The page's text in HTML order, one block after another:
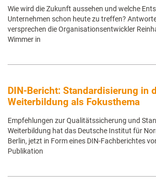
Wie wird die Zukunft aussehen und welche
Unternehmen schon heute zu treffen?
versprechen die Organisationsentwickler
Wimmer in
DIN-Bericht: Standardisierung in
Weiterbildung als Fokusthema
Empfehlungen zur Qualitätssicherung und
Weiterbildung hat das Deutsche Institut für
Berlin, jetzt in Form eines DIN-Fachberichtes
Publikation